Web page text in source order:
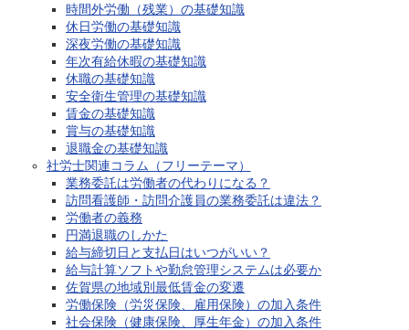
時間外労働（残業）の基礎知識
休日労働の基礎知識
深夜労働の基礎知識
年次有給休暇の基礎知識
休職の基礎知識
安全衛生管理の基礎知識
賃金の基礎知識
賞与の基礎知識
退職金の基礎知識
社労士関連コラム（フリーテーマ）
業務委託は労働者の代わりになる？
訪問看護師・訪問介護員の業務委託は違法？
労働者の義務
円満退職のしかた
給与締切日と支払日はいつがいい？
給与計算ソフトや勤怠管理システムは必要か
佐賀県の地域別最低賃金の変遷
労働保険（労災保険、雇用保険）の加入条件
社会保険（健康保険、厚生年金）の加入条件